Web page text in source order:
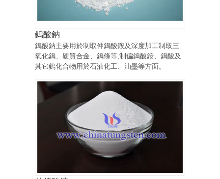
鎢酸鈉
鎢酸鈉主要用於制取仲鎢酸銨及深度加工制取三
氧化鎢、硬質合金、鎢條等,制偏鎢酸銨、鎢酸及
其它鎢化合物用於石油化工、油墨等方面。